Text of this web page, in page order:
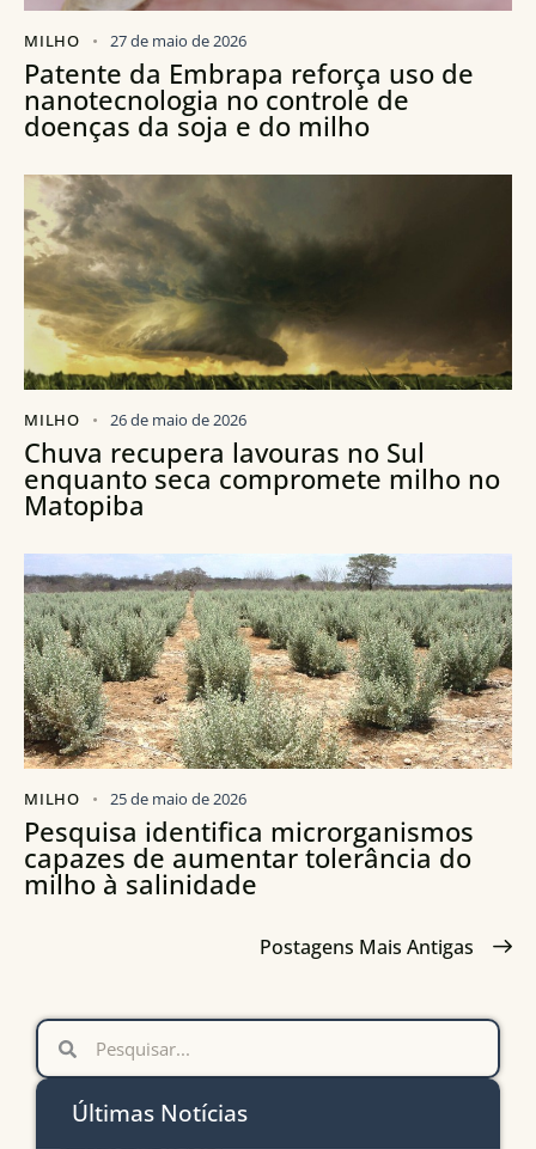
MILHO 27 de maio de 2026
Patente da Embrapa reforça uso de
nanotecnologia no controle de
doenças da soja e do milho
MILHO 26 de maio de 2026
Chuva recupera lavouras no Sul
enquanto seca compromete milho no
Matopiba
MILHO 25 de maio de 2026
Pesquisa identifica microrganismos
capazes de aumentar tolerância do
milho à salinidade
Postagens Mais Antigas
Últimas Notícias